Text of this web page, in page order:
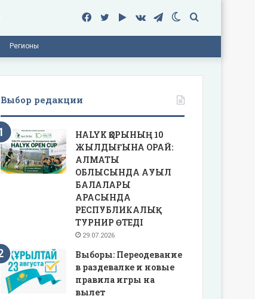
Поиск
Switch
Telegram
vk.com
Google
Twitter
Facebook
Регионы
Выбор редакции
HALYK ҚОРЫНЫҢ 10
ЖЫЛДЫҒЫНА ОРАЙ:
АЛМАТЫ
ОБЛЫСЫНДА АУЫЛ
БАЛАЛАРЫ
АРАСЫНДА
РЕСПУБЛИКАЛЫҚ
ТУРНИР ӨТЕДІ
29.07.2026
Выборы: Переодевание
в раздевалке и новые
правила игры на
вылет